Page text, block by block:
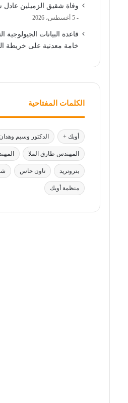
وفاة شقيق الزميلين
5 أغسطس، 2026
خامة معدنية على خريطة
الكلمات المفتاحية
أوبك + الدكتور وسيم
المهندس طارق الملا
بتروتريد تاون جاس
منظمة أوبك